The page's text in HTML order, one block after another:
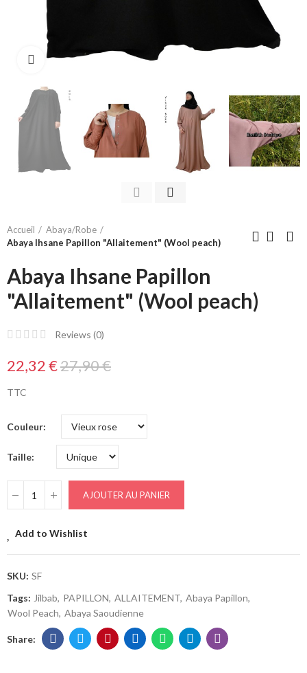
Click to enlarge
Accueil
Abaya/Robe
Abaya Ihsane Papillon "Allaitement" (Wool peach)
Abaya Ihsane Papillon
"Allaitement" (Wool peach)
Reviews (0)
22,32 €27,90 €
TTC
Couleur
Taille
AJOUTER AU PANIER
Add to Wishlist
SKU: SF
Tags: Jilbab PAPILLON ALLAITEMENT Abaya Papillon
Wool Peach Abaya Saoudienne